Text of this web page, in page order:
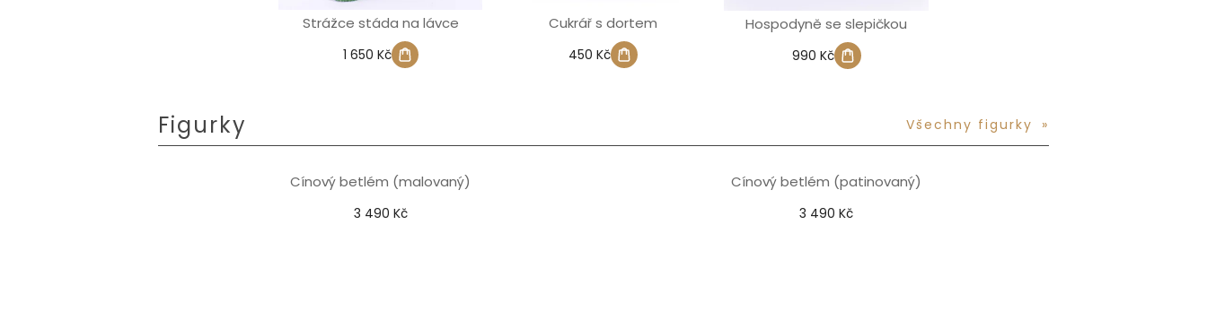
Strážce stáda na lávce
1 650 Kč
Cukrář s dortem
450 Kč
Hospodyně se slepičkou
990 Kč
Figurky Všechny figurky
Cínový betlém (malovaný)
3 490 Kč
Cínový betlém (patinovaný)
3 490 Kč